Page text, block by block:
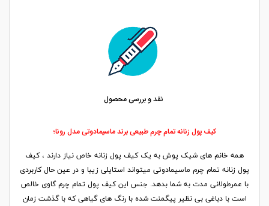
نقد و بررسی محصول
کیف پول زنانه تمام چرم طبیعی برند ماسیمادوتی مدل رونا؛
همه خانم های شیک پوش به یک کیف پول زنانه خاص نیاز دارند ، کیف
پول زنانه تمام چرم ماسیمادوتی میتواند استایلی زیبا و در عین حال کاربردی
با عمرطولانی مدت به شما بدهد. جنس این کیف پول تمام چرم گاوی خالص
است با دباغی بی نظیر پیگمنت شده با رنگ های گیاهی که با گذشت زمان